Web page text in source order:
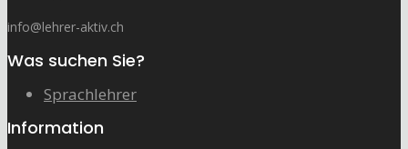
info@lehrer-aktiv.ch
Was suchen Sie?
Sprachlehrer
Information